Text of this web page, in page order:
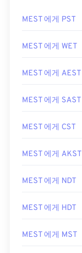
MEST 에게 PST
MEST 에게 WET
MEST 에게 AEST
MEST 에게 SAST
MEST 에게 CST
MEST 에게 AKST
MEST 에게 NDT
MEST 에게 HDT
MEST 에게 MST